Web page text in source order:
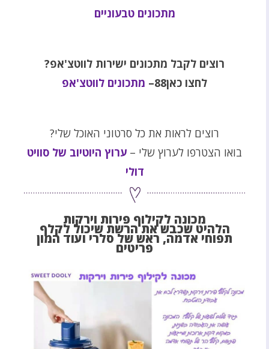
מתכונים טבעוניים
רוצים לקבל מתכונים ישירות לווטצ'אפ?
לחצו כאן88–
מתכונים לווטצ'אפ
רוצים לראות את כל סרטוני האוכל שלי?
בואו הצטרפו לערוץ שלי – ערוץ היוטיוב של סוויט
דולי
מכונה לקילוף פירות וירקות
הלהיט שכבש את הרשת שיכול לקלף
תפוחי אדמה, ראש של סלרי ועוד המון
פריטים